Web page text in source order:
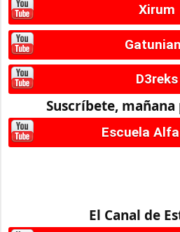
Xirum
D3reks
Suscríbete,
Escuela
El Canal de